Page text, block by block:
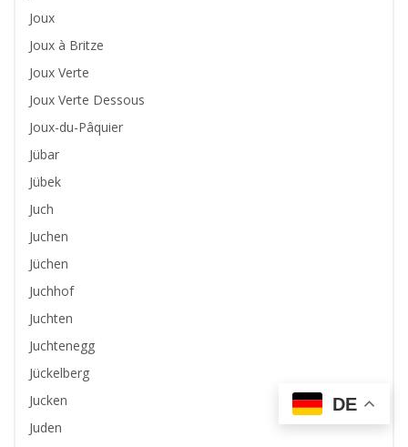
Joux
Joux à Britze
Joux Verte
Joux Verte Dessous
Joux-du-Pâquier
Jübar
Jübek
Juch
Juchen
Jüchen
Juchhof
Juchten
Juchtenegg
Jückelberg
Jucken
Juden
DE